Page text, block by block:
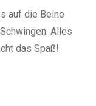
auf die Beine
Alles
das Spaß!